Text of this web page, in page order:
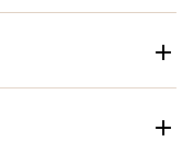

